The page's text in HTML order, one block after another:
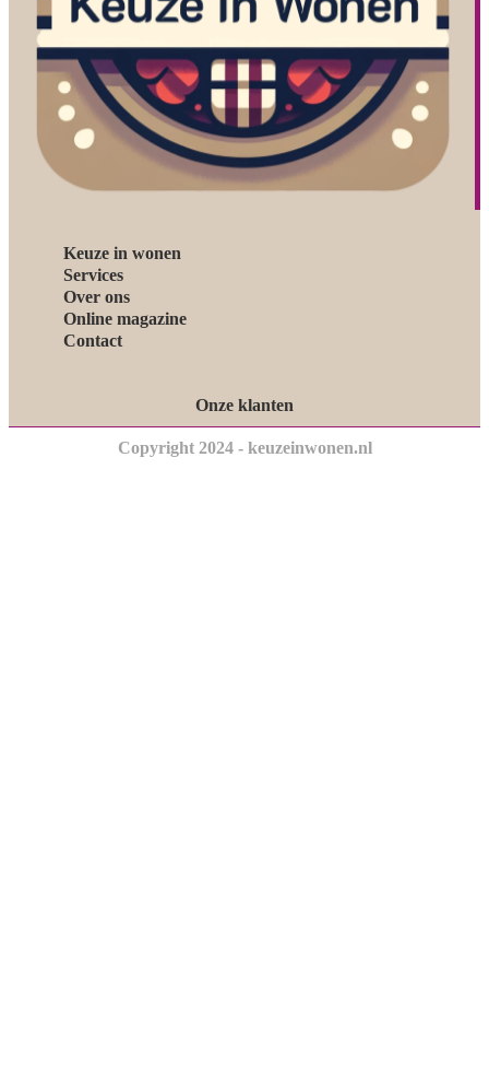
Keuze in wonen
Services
Over ons
Online magazine
Contact
Onze klanten
Copyright 2024 - keuzeinwonen.nl